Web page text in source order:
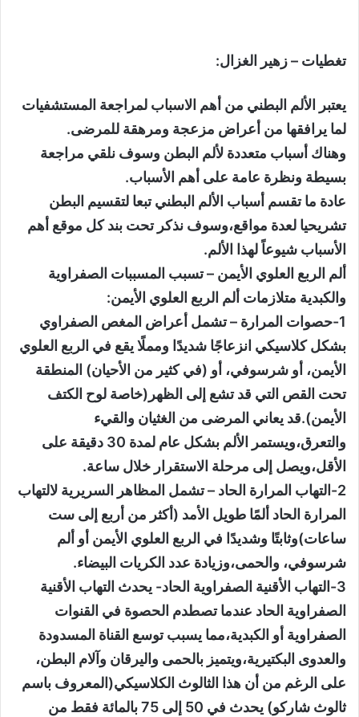
تغطيات – زهير الغزال:
يعتبر الألم البطني من أهم الاسباب لمراجعة المستشفيات
لما يرافقها من أعراض مزعجة ومرهقة للمرضى.
وهناك أسباب متعددة لألم البطن وسوف نلقي مراجعة
بسيطة ونظرة عامة على أهم الأسباب.
عادة ما تقسم أسباب الألم البطني تبعا لتقسيم البطن
تشريحيا لعدة مواقع،وسوف نذكر تحت بند كل موقع أهم
الأسباب شيوعاً لهذا الألم.
ألم الربع العلوي الأيمن – تسبب المسببات الصفراوية
والكبدية متلازمات ألم الربع العلوي الأيمن:
1-حصوات المرارة – تشمل أعراض المغص الصفراوي
بشكل كلاسيكي انزعاجًا شديدًا ومملًا يقع في الربع العلوي
الأيمن، أو شرسوفي، أو (في كثير من الأحيان) المنطقة
تحت القص التي قد تشع إلى الظهر(خاصة لوح الكتف
الأيمن).قد يعاني المرضى من الغثيان والقيء
والتعرق،ويستمر الألم بشكل عام لمدة 30 دقيقة على
الأقل،ويصل إلى مرحلة الاستقرار خلال ساعة.
2-التهاب المرارة الحاد – تشمل المظاهر السريرية لالتهاب
المرارة الحاد ألمًا طويل الأمد (أكثر من أربع إلى ست
ساعات)وثابتًا وشديدًا في الربع العلوي الأيمن أو ألم
شرسوفي، والحمى،وزيادة عدد الكريات البيضاء.
3-التهاب الأقنية الصفراوية الحاد- يحدث التهاب الأقنية
الصفراوية الحاد عندما تصطدم الحصوة في القنوات
الصفراوية أو الكبدية،مما يسبب توسع القناة المسدودة
والعدوى البكتيرية،ويتميز بالحمى واليرقان وآلام البطن،
على الرغم من أن هذا الثالوث الكلاسيكي(المعروف باسم
ثالوث شاركو) يحدث في 50 إلى 75 بالمائة فقط من